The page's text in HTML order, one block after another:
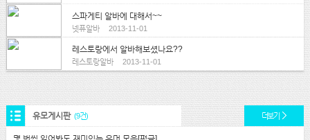
스파게티 알바에 대해서~~
넷퓨알바 2013-11-01
레스토랑에서 알바해보셨나요??
레스토랑알바 2013-11-01
유모게시판 (9건) 더보기